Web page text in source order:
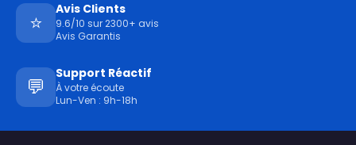
⭐
Avis Clients
9.6/10 sur 2300+ avis
Avis Garantis
💬
Support Réactif
À votre écoute
Lun-Ven : 9h-18h